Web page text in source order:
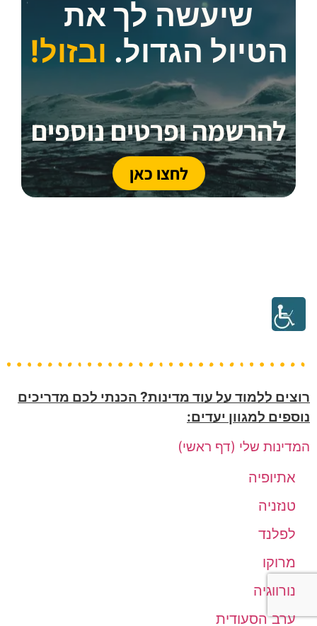
שיעשה לך את
הטיול הגדול. ובזול!
להרשמה ופרטים נוספים
לחצו כאן
רוצים ללמוד על עוד מדינות? הכנתי לכם מדריכים
נוספים למגוון יעדים:
המדינות שלי (דף ראשי)
אתיופיה
טנזניה
לפלנד
מרוקו
נורווגיה
ערב הסעודית